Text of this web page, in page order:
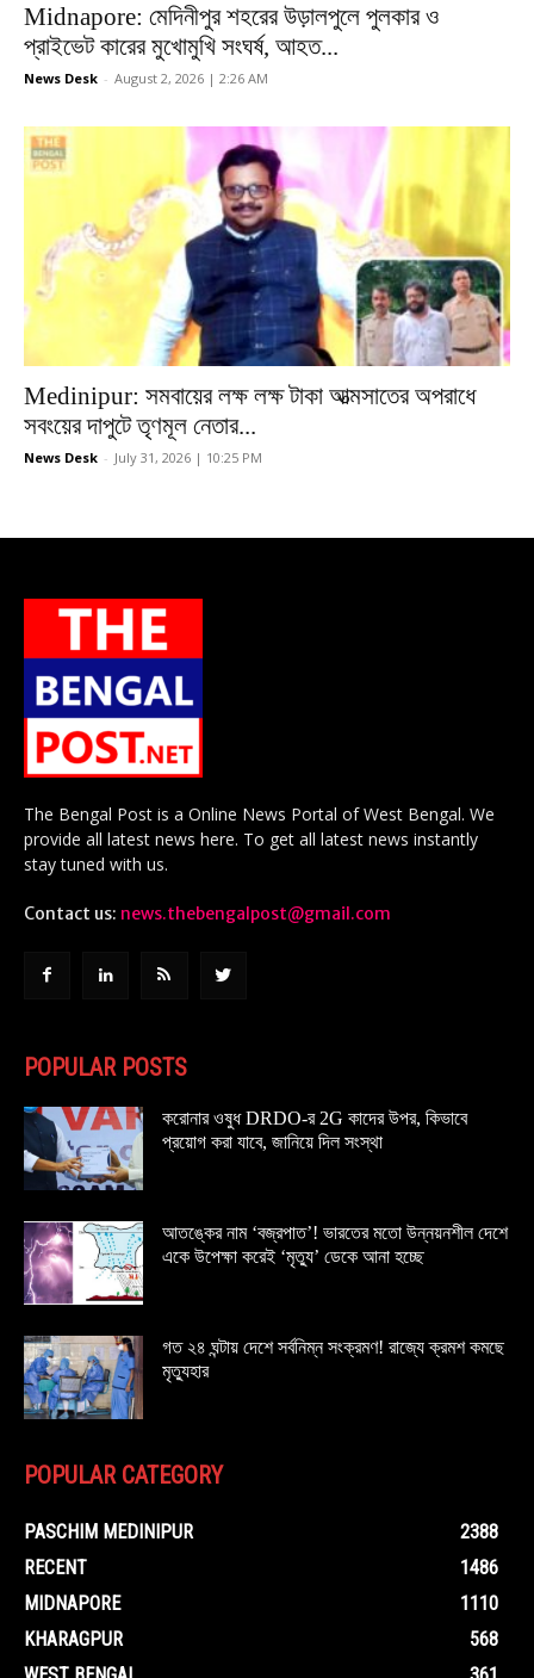
Midnapore: মেদিনীপুর শহরের উড়ালপুলে পুলকার ও
প্রাইভেট কারের মুখোমুখি সংঘর্ষ, আহত...
News Desk - August 2, 2026 | 2:26 AM
Medinipur: সমবায়ের লক্ষ লক্ষ টাকা আত্মসাতের অপরাধে
সবংয়ের দাপুটে তৃণমূল নেতার...
News Desk - July 31, 2026 | 10:25 PM
The Bengal Post is a Online News Portal of West Bengal. We
provide all latest news here. To get all latest news instantly
stay tuned with us.
Contact us: news.thebengalpost@gmail.com
POPULAR POSTS
করোনার ওষুধ DRDO-র 2G কাদের উপর, কিভাবে
প্রয়োগ করা যাবে, জানিয়ে দিল সংস্থা
আতঙ্কের নাম ‘বজ্রপাত’! ভারতের মতো উন্নয়নশীল দেশে
একে উপেক্ষা করেই ‘মৃত্যু’ ডেকে আনা হচ্ছে
গত ২৪ ঘন্টায় দেশে সর্বনিম্ন সংক্রমণ! রাজ্যে ক্রমশ কমছে
মৃত্যুহার
POPULAR CATEGORY
PASCHIM MEDINIPUR
2388
RECENT
1486
MIDNAPORE
1110
KHARAGPUR
568